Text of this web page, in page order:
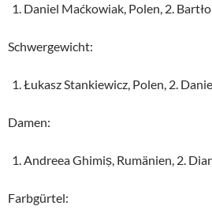
Daniel Maćkowiak, Polen, 2.
Schwergewicht:
Łukasz Stankiewicz, Polen, 2.
Damen:
Andreea Ghimiṣ, Rumänien, 2.
Farbgürtel: